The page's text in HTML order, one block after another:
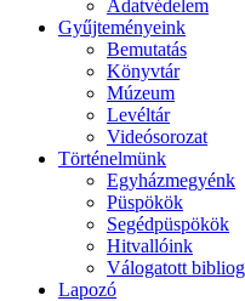
Adatvédelem
Gyűjteményeink
Bemutatás
Könyvtár
Múzeum
Levéltár
Videósorozat
Történelmünk
Egyházmegyénk
Püspökök
Segédpüspökök
Hitvallóink
Válogatott
Lapozó